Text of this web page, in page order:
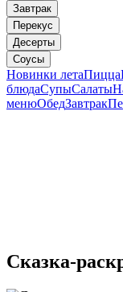
Завтрак
Перекус
Десерты
Соусы
Новинки летаПицца
блюдаСупыСалаты
менюОбедЗавтрак
Сказка-